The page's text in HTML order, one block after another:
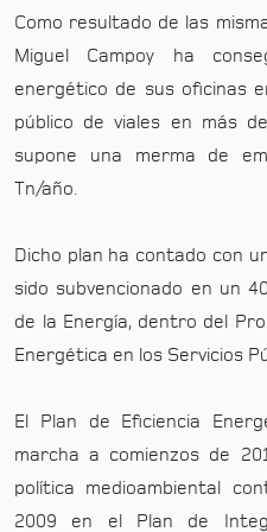
Como resultado de las
Miguel Campoy ha
energético de sus oficinas
público de viales en más
supone una merma de
Tn/año.
Dicho plan ha contado con
sido subvencionado en un
de la Energía, dentro del
Energética en los Servicios
El Plan de Eficiencia
marcha a comienzos de
política medioambiental
2009 en el Plan de